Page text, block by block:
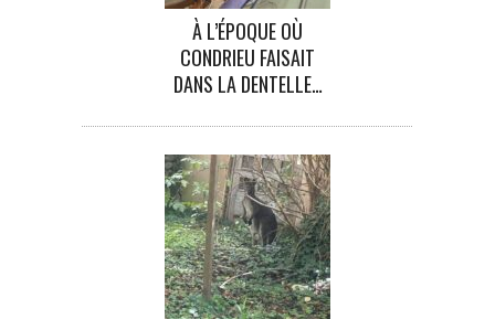
À L’ÉPOQUE OÙ
CONDRIEU FAISAIT
DANS LA DENTELLE…